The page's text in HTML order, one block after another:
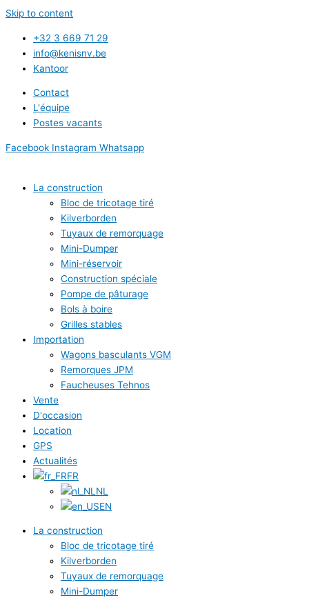
Skip to content
+32 3 669 71 29
info@kenisnv.be
Kantoor
Contact
L'équipe
Postes vacants
Facebook Instagram Whatsapp
La construction
Bloc de tricotage tiré
Kilverborden
Tuyaux de remorquage
Mini-Dumper
Mini-réservoir
Construction spéciale
Pompe de pâturage
Bols à boire
Grilles stables
Importation
Wagons basculants VGM
Remorques JPM
Faucheuses Tehnos
Vente
D'occasion
Location
GPS
Actualités
FR
NL
EN
La construction
Bloc de tricotage tiré
Kilverborden
Tuyaux de remorquage
Mini-Dumper